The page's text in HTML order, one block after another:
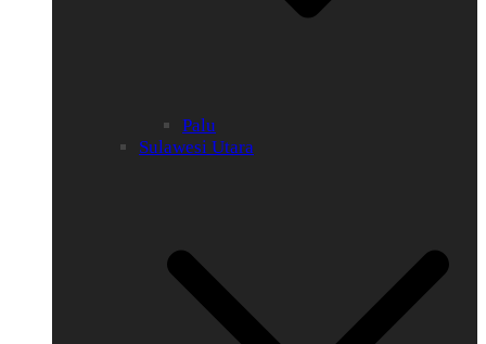
Palu
Sulawesi Utara